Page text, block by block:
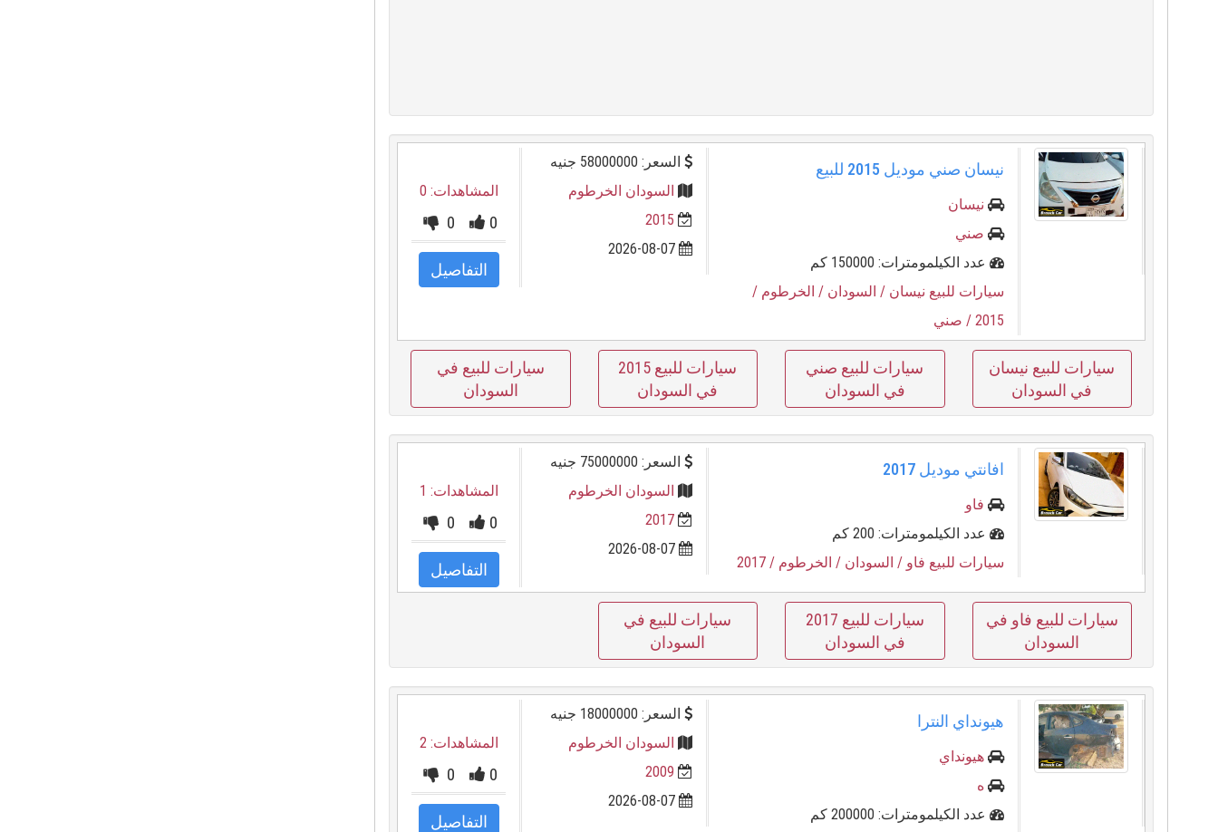
نيسان صني موديل ⁦⁦2015⁩⁩ للبيع
نيسان
صني
عدد الكيلمومترات: 150000 كم
سيارات للبيع نيسان / السودان / الخرطوم /
2015 / صني
السعر: 58000000 جنيه
السودان الخرطوم
2015
2026-08-07
المشاهدات: 0
0
0
التفاصيل
سيارات للبيع نيسان
في السودان
سيارات للبيع صني
في السودان
سيارات للبيع 2015
في السودان
سيارات للبيع في
السودان
افانتي موديل ⁦⁦2017⁩⁩
فاو
عدد الكيلمومترات: 200 كم
سيارات للبيع فاو / السودان / الخرطوم / 2017
السعر: 75000000 جنيه
السودان الخرطوم
2017
2026-08-07
المشاهدات: 1
0
0
التفاصيل
سيارات للبيع فاو في
السودان
سيارات للبيع 2017
في السودان
سيارات للبيع في
السودان
هيونداي النترا
هيونداي
ه
عدد الكيلمومترات: 200000 كم
السعر: 18000000 جنيه
السودان الخرطوم
2009
2026-08-07
المشاهدات: 2
0
0
التفاصيل